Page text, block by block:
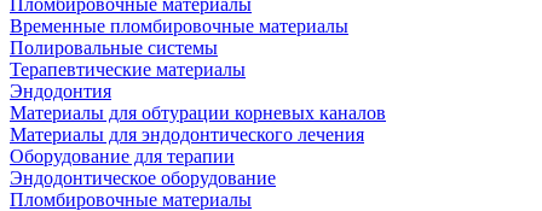
Пломбировочные материалы
Временные пломбировочные материалы
Полировальные системы
Терапевтические материалы
Эндодонтия
Материалы для обтурации корневых каналов
Материалы для эндодонтического лечения
Оборудование для терапии
Эндодонтическое оборудование
Пломбировочные материалы